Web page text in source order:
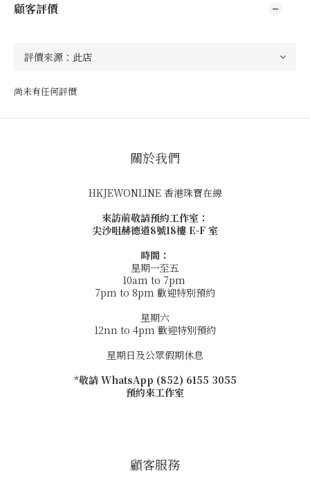
顧客評價
尚未有任何評價
關於我們
HKJEWONLINE 香港珠寶在線
來訪前敬請預約工作室：
尖沙咀赫德道8號18樓 E-F 室
時間：
星期一至五
10am to 7pm
7pm to 8pm 歡迎特別預約
星期六
12nn to 4pm 歡迎特別預約
星期日及公眾假期休息
*敬請 WhatsApp (852) 6155 3055
預約來工作室
顧客服務